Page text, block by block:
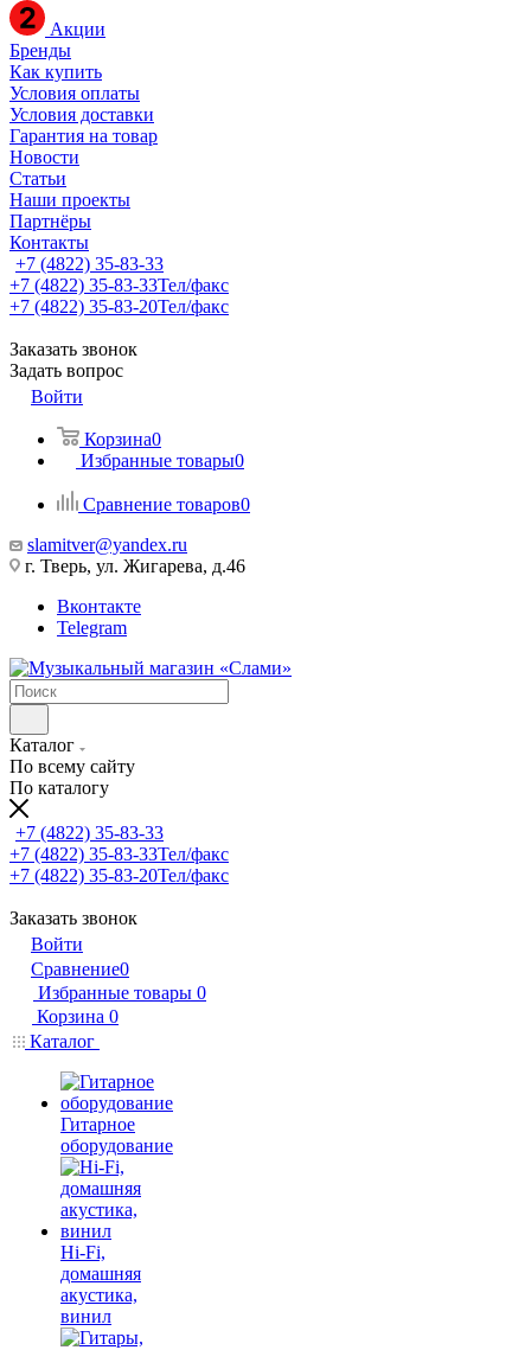
Акции
Бренды
Как купить
Условия оплаты
Условия доставки
Гарантия на товар
Новости
Статьи
Наши проекты
Партнёры
Контакты
+7 (4822) 35-83-33
+7 (4822) 35-83-33Тел/факс
+7 (4822) 35-83-20Тел/факс
Заказать звонок
Задать вопрос
Войти
Корзина0
Избранные товары0
Сравнение товаров0
slamitver@yandex.ru
г. Тверь, ул. Жигарева, д.46
Вконтакте
Telegram
Каталог
По всему сайту
По каталогу
+7 (4822) 35-83-33
+7 (4822) 35-83-33Тел/факс
+7 (4822) 35-83-20Тел/факс
Заказать звонок
Войти
Сравнение0
Избранные товары 0
Корзина 0
Каталог
Гитарное
оборудование
Hi-Fi,
домашняя
акустика,
винил